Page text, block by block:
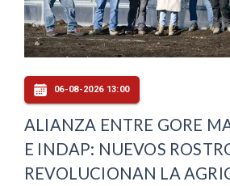
06-08-2026 13:00
ALIANZA ENTRE GORE
E INDAP: NUEVOS
REVOLUCIONAN LA